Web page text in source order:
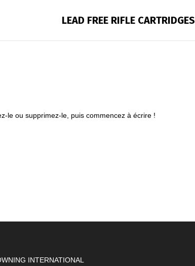
LEAD FREE RIFLE CARTRIDGES
le ou supprimez-le, puis commencez à écrire !
INTERNATIONAL